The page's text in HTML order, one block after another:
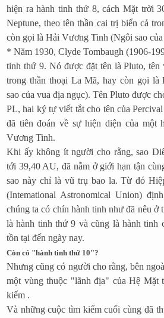
hiện ra hành tinh thứ 8, cách Mặt trời
Neptune, theo tên thần cai trị biển cả
còn gọi là Hải Vương Tinh (Ngôi sao của
* Năm 1930, Clyde Tombaugh (1906-
tinh thứ 9. Nó được đặt tên là Pluto, tên
trong thần thoại La Mã, hay còn gọi
sao của vua địa ngục). Tên Pluto được
PL, hai ký tự viết tắt cho tên của
đã tiên đoán về sự hiện diện của một
Vương Tinh.
Khi ấy không ít người cho rằng, sao
tới 39,40 AU, đã nằm ở giới hạn tận
sao này chỉ là vũ trụ bao la. Từ đó
(Intemational Astronomical Union)
chúng ta có chín hành tinh như đã nêu
là hành tinh thứ 9 và cũng là hành tinh
tồn tại đến ngày nay.
Còn có "hành tinh thứ 10"?
Nhưng cũng có người cho rằng, bên
một vùng thuộc "lãnh địa" của Hệ Mặt
kiếm .
Và những cuộc tìm kiếm cuối cùng đã